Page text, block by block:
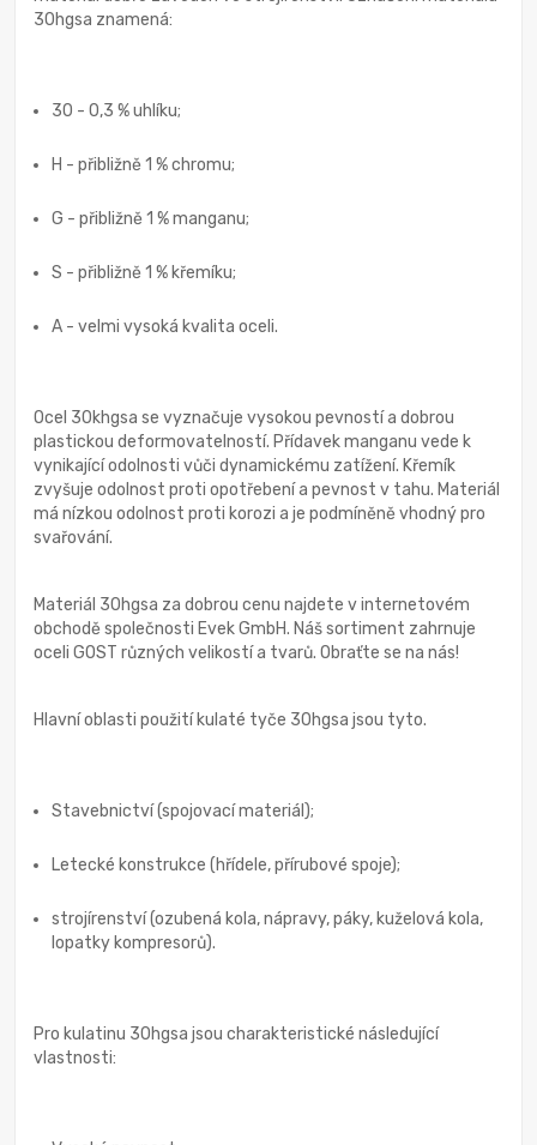
30hgsa znamená:
30 - 0,3 % uhlíku;
H - přibližně 1 % chromu;
G - přibližně 1 % manganu;
S - přibližně 1 % křemíku;
A - velmi vysoká kvalita oceli.
Ocel 30khgsa se vyznačuje vysokou pevností a dobrou
plastickou deformovatelností. Přídavek manganu vede k
vynikající odolnosti vůči dynamickému zatížení. Křemík
zvyšuje odolnost proti opotřebení a pevnost v tahu. Materiál
má nízkou odolnost proti korozi a je podmíněně vhodný pro
svařování.
Materiál 30hgsa za dobrou cenu najdete v internetovém
obchodě společnosti Evek GmbH. Náš sortiment zahrnuje
oceli GOST různých velikostí a tvarů. Obraťte se na nás!
Hlavní oblasti použití kulaté tyče 30hgsa jsou tyto.
Stavebnictví (spojovací materiál);
Letecké konstrukce (hřídele, přírubové spoje);
strojírenství (ozubená kola, nápravy, páky, kuželová kola,
lopatky kompresorů).
Pro kulatinu 30hgsa jsou charakteristické následující
vlastnosti: